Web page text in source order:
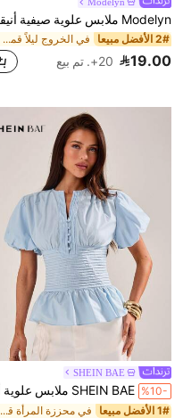
2# الأفضل مبيعا في الخروج ليلاً قمم نسائية
19.00 20+. تم بيع
SHEIN BAE
%10-
1# الأفضل مبيعا في محززة المرأة قمم ، البلوزات & تي شيرت